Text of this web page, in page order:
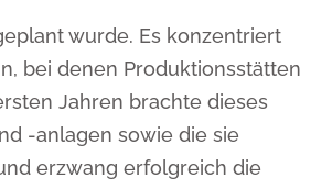
wurde. Es konzentriert
bei denen Produktionsstätten
Jahren brachte dieses
-anlagen sowie die sie
erzwang erfolgreich die